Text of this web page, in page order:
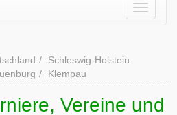
Schleswig-Holstein
Klempau
Vereine und